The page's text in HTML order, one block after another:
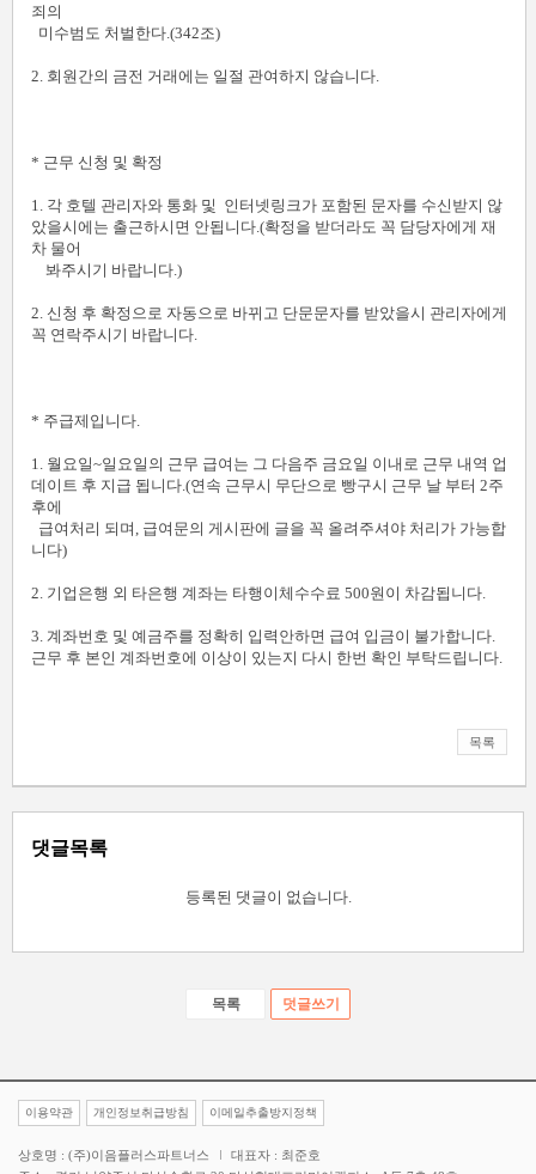
죄의
미수범도 처벌한다.(342조)
2. 회원간의 금전 거래에는 일절 관여하지 않습니다.
* 근무 신청 및 확정
1. 각 호텔 관리자와 통화 및 인터넷링크가 포함된 문자를 수신받지 않
았을시에는 출근하시면 안됩니다.(확정을 받더라도 꼭 담당자에게 재
차 물어
봐주시기 바랍니다.)
2. 신청 후 확정으로 자동으로 바뀌고 단문문자를 받았을시 관리자에게
꼭 연락주시기 바랍니다.
* 주급제입니다.
1. 월요일~일요일의 근무 급여는 그 다음주 금요일 이내로 근무 내역 업
데이트 후 지급 됩니다.(연속 근무시 무단으로 빵구시 근무 날 부터 2주
후에
급여처리 되며, 급여문의 게시판에 글을 꼭 올려주셔야 처리가 가능합
니다)
2. 기업은행 외 타은행 계좌는 타행이체수수료 500원이 차감됩니다.
3. 계좌번호 및 예금주를 정확히 입력안하면 급여 입금이 불가합니다.
근무 후 본인 계좌번호에 이상이 있는지 다시 한번 확인 부탁드립니다.
목록
댓글목록
등록된 댓글이 없습니다.
목록 덧글쓰기
이용약관 개인정보취급방침 이메일추출방지정책
상호명 : (주)이음플러스파트너스
대표자 : 최준호